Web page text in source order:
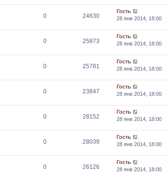
0 24630
Гость
28 янв 2014, 18:00
0 25873
Гость
28 янв 2014, 18:00
0 25781
Гость
28 янв 2014, 18:00
0 23847
Гость
28 янв 2014, 18:00
0 28152
Гость
28 янв 2014, 18:00
0 28039
Гость
28 янв 2014, 18:00
0 26126
Гость
28 янв 2014, 18:00